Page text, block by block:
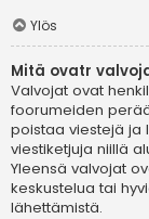
Ylös
Mitä ovatr
Valvojat ovat
foorumeiden
poistaa viestejä ja
viestiketjuja niillä
Yleensä valvojat
keskustelua tai
lähettämistä.